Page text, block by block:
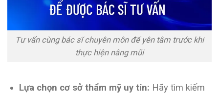
Tư vấn cùng bác sĩ chuyên môn để yên tâm trước khi
thực hiện nâng mũi
Lựa chọn cơ sở thẩm mỹ uy tín: Hãy tìm kiếm